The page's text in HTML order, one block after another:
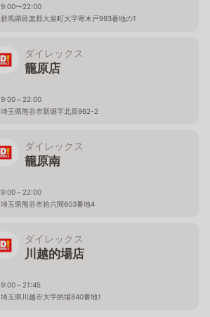
9:00〜22:00
群馬県邑楽郡大泉町大字寄木戸993番地の1
ダイレックス
籠原店
9:00～22:00
埼玉県熊谷市新堀字北原962-2
ダイレックス
籠原南
9:00～22:00
埼玉県熊谷市拾六間603番地4
ダイレックス
川越的場店
9:00～21:45
埼玉県川越市大字的場840番地1